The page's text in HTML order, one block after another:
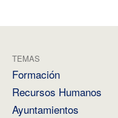
TEMAS
Formación
Recursos Humanos
Ayuntamientos